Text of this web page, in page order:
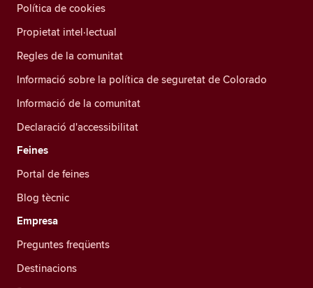
Política de cookies
Propietat intel·lectual
Regles de la comunitat
Informació sobre la política de seguretat de Colorado
Informació de la comunitat
Declaració d'accessibilitat
Feines
Portal de feines
Blog tècnic
Empresa
Preguntes freqüents
Destinacions